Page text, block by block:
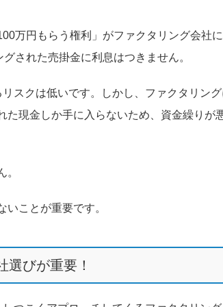
万円もらう権利」がファクタリング会社
された売掛金に利息はつきません。
スクは低いです。しかし、ファクタリング
現金しか手に入らないため、資金繰りが
ことが重要です。
びが重要！